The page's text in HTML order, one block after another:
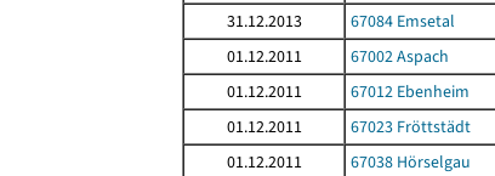
31.12.2013 67084 Emsetal
01.12.2011
67002 Aspach
01.12.2011
67012 Ebenheim
01.12.2011
67023 Fröttstädt
01.12.2011
67038 Hörselgau